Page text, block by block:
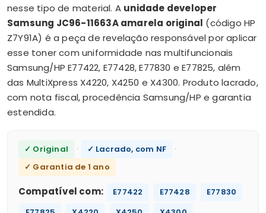
nesse tipo de material. A unidade developer
Samsung JC96-11663A amarela original (código HP
Z7Y91A) é a peça de revelação responsável por aplicar
esse toner com uniformidade nas multifuncionais
Samsung/HP E77422, E77428, E77830 e E77825, além
das MultiXpress X4220, X4250 e X4300. Produto lacrado,
com nota fiscal, procedência Samsung/HP e garantia
estendida.
✓ Original · ✓ Lacrado, com NF ·
✓ Garantia de 1 ano
Compatível com: E77422 E77428
E77830